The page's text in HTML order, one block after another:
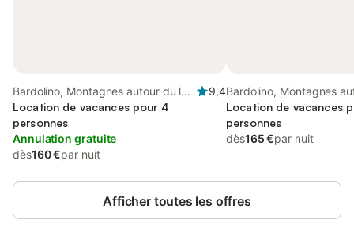
Bardolino, Montagnes autour du lac
de Garde
9,4
Location de vacances pour 4
personnes
Annulation gratuite
dès160 €par nuit
Bardolino, Montagnes
de Garde
Location de vacances
personnes
dès165 €par nuit
Afficher toutes les offres